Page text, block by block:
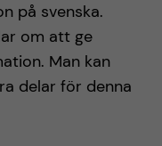
på svenska.
om att ge
Man kan
delar för denna